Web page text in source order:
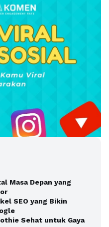
Masa Depan yang
SEO yang Bikin
Sehat untuk Gaya